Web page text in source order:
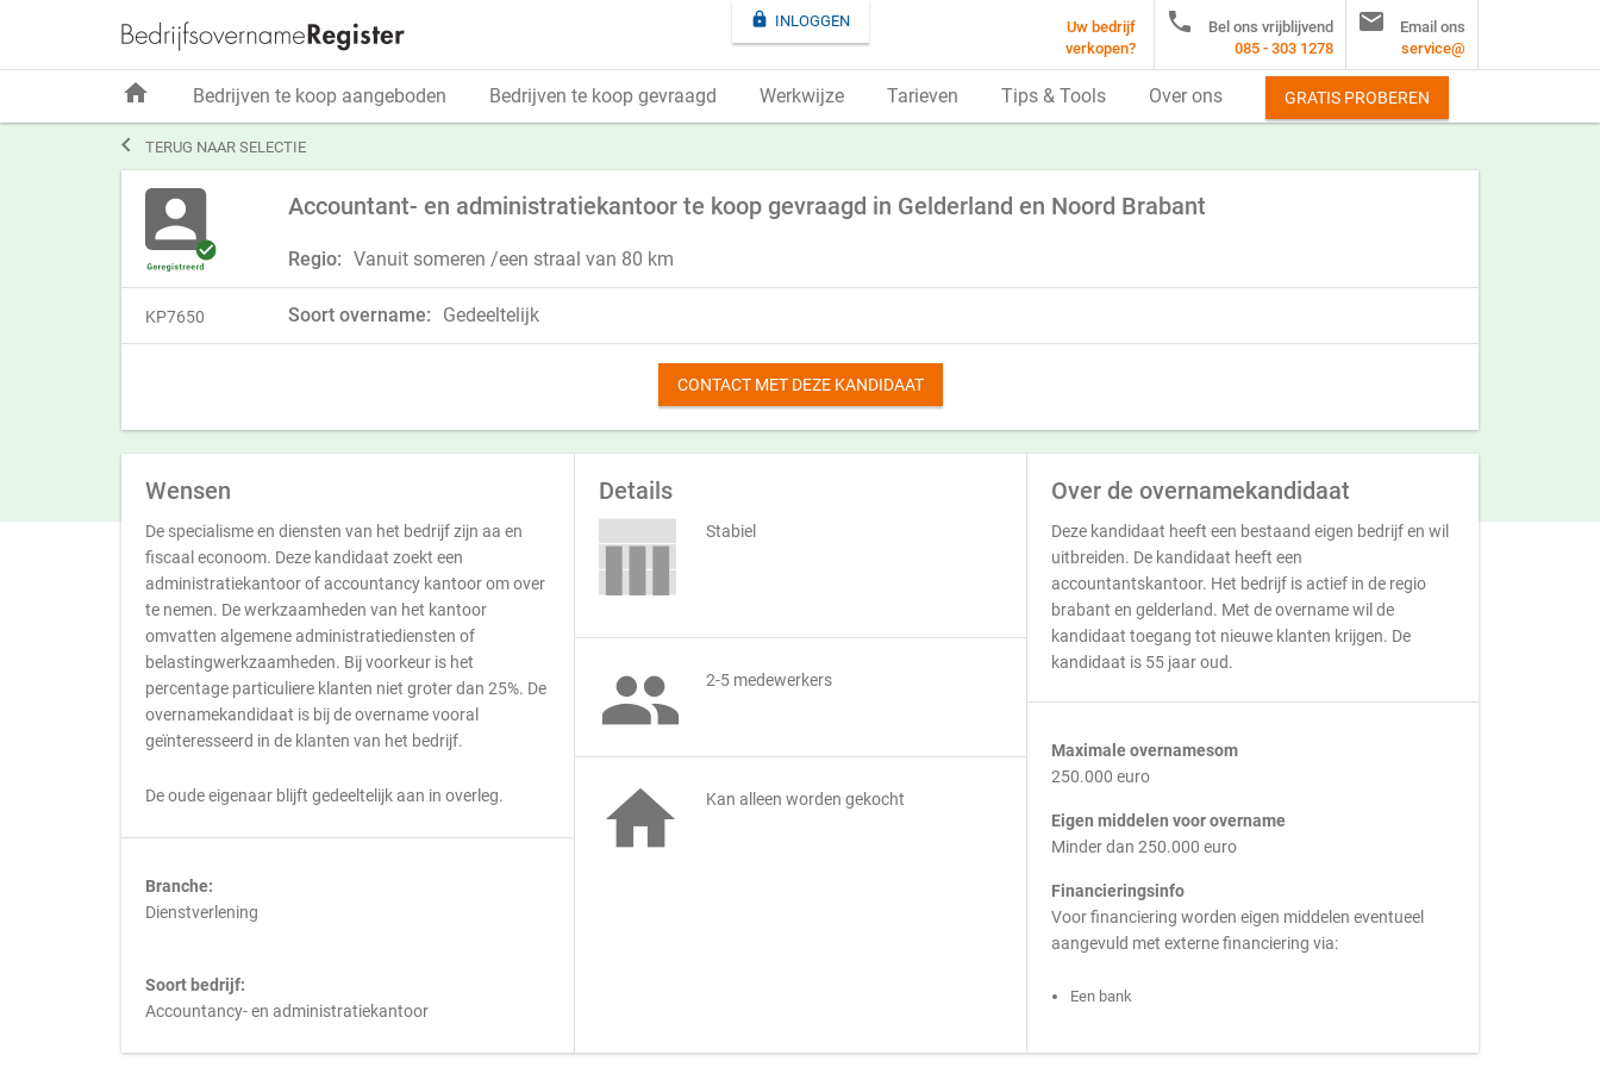
 TERUG NAAR SELECTIE
Accountant- en administratiekantoor te koop gevraagd in Gelderland en Noord Brabant
Regio: Vanuit someren /een straal van 80 km
KP7650 Soort overname: Gedeeltelijk
CONTACT MET DEZE KANDIDAAT
Wensen
De specialisme en diensten van het bedrijf zijn aa en
fiscaal econoom. Deze kandidaat zoekt een
administratiekantoor of accountancy kantoor om over
te nemen. De werkzaamheden van het kantoor
omvatten algemene administratiediensten of
belastingwerkzaamheden. Bij voorkeur is het
percentage particuliere klanten niet groter dan 25%. De
overnamekandidaat is bij de overname vooral
geïnteresseerd in de klanten van het bedrijf.
De oude eigenaar blijft gedeeltelijk aan in overleg.
Branche:
Dienstverlening
Soort bedrijf:
Accountancy- en administratiekantoor
Details
Stabiel
 2-5 medewerkers
 Kan alleen worden gekocht
Over de overnamekandidaat
Deze kandidaat heeft een bestaand eigen bedrijf en wil
uitbreiden. De kandidaat heeft een
accountantskantoor. Het bedrijf is actief in de regio
brabant en gelderland. Met de overname wil de
kandidaat toegang tot nieuwe klanten krijgen. De
kandidaat is 55 jaar oud.
Maximale overnamesom
250.000 euro
Eigen middelen voor overname
Minder dan 250.000 euro
Financieringsinfo
Voor financiering worden eigen middelen eventueel
aangevuld met externe financiering via:
Een bank
 INLOGGEN
Uw bedrijf
verkopen?

Bel ons vrijblijvend
085 - 303 1278

Email ons
service@
home Bedrijven te koop aangeboden Bedrijven te koop gevraagd Werkwijze Tarieven Tips & Tools Over ons GRATIS PROBEREN